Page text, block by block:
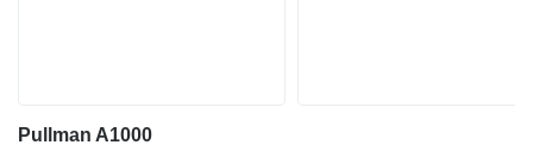
Pullman A1000